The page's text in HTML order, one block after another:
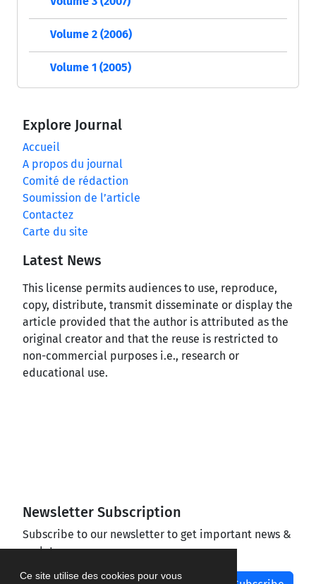
Ce site utilise des cookies pour vous
Volume 2 (2006)
Volume 1 (2005)
Explore Journal
Accueil
A propos du journal
Comité de rédaction
Soumission de l’article
Contactez
Carte du site
Latest News
This license permits audiences to use, reproduce,
copy, distribute, transmit disseminate or display the
article provided that the author is attributed as the
original creator and that the reuse is restricted to
non-commercial purposes i.e., research or
educational use.
Newsletter Subscription
Subscribe to our newsletter to get important news &
updates